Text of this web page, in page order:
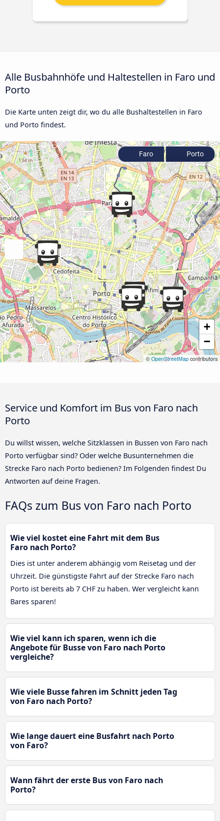
Alle Busbahnhöfe und Haltestellen in Faro und
Porto
Die Karte unten zeigt dir, wo du alle Bushaltestellen in Faro
und Porto findest.
+
−
© OpenStreetMap contributors
Faro Porto
Service und Komfort im Bus von Faro nach
Porto
Du willst wissen, welche Sitzklassen in Bussen von Faro nach
Porto verfügbar sind? Oder welche Busunternehmen die
Strecke Faro nach Porto bedienen? Im Folgenden findest Du
Antworten auf deine Fragen.
FAQs zum Bus von Faro nach Porto
Wie viel kostet eine Fahrt mit dem Bus
Faro nach Porto?
Dies ist unter anderem abhängig vom Reisetag und der
Uhrzeit. Die günstigste Fahrt auf der Strecke Faro nach
Porto ist bereits ab 7 CHF zu haben. Wer vergleicht kann
Bares sparen!
Wie viel kann ich sparen, wenn ich die
Angebote für Busse von Faro nach Porto
vergleiche?
Wie viele Busse fahren im Schnitt jeden Tag
von Faro nach Porto?
Wie lange dauert eine Busfahrt nach Porto
von Faro?
Wann fährt der erste Bus von Faro nach
Porto?